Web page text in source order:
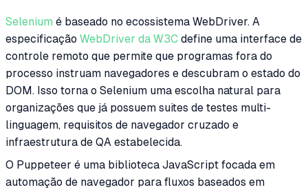
Selenium é baseado no ecossistema WebDriver. A
especificação WebDriver da W3C define uma interface de
controle remoto que permite que programas fora do
processo instruam navegadores e descubram o estado do
DOM. Isso torna o Selenium uma escolha natural para
organizações que já possuem suites de testes multi-
linguagem, requisitos de navegador cruzado e
infraestrutura de QA estabelecida.
O Puppeteer é uma biblioteca JavaScript focada em
automação de navegador para fluxos baseados em